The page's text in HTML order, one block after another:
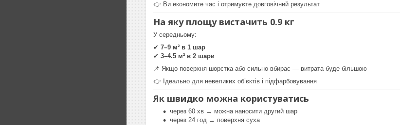
👉 Ви економите час і отримуєте довговічний результат
На яку площу вистачить 0.9 кг
У середньому:
✔ 7–9 м² в 1 шар
✔ 3–4.5 м² в 2 шари
📌 Якщо поверхня шорстка або сильно вбирає — витрата буде більшою
👉 Ідеально для невеликих об’єктів і підфарбовування
Як швидко можна користуватись
через 60 хв → можна наносити другий шар
через 24 год → поверхня суха